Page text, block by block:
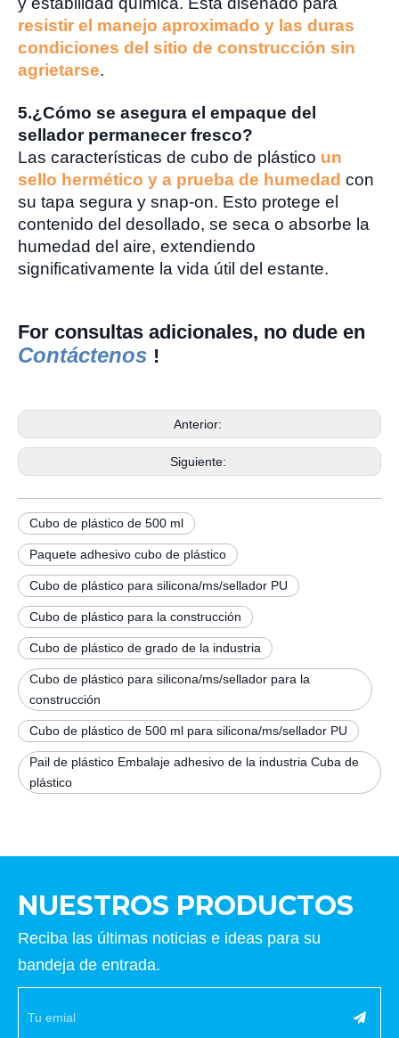
resistir el manejo aproximado y las duras
condiciones del sitio de construcción sin
agrietarse.
5.¿Cómo se asegura el empaque del
sellador permanecer fresco?
Las características de cubo de plástico un
sello hermético y a prueba de humedad con
su tapa segura y snap-on. Esto protege el
contenido del desollado, se seca o absorbe la
humedad del aire, extendiendo
significativamente la vida útil del estante.
For consultas adicionales, no dude en
Contáctenos !
Anterior:
Siguiente:
Cubo de plástico de 500 ml
Paquete adhesivo cubo de plástico
Cubo de plástico para silicona/ms/sellador PU
Cubo de plástico para la construcción
Cubo de plástico de grado de la industria
Cubo de plástico para silicona/ms/sellador para la
construcción
Cubo de plástico de 500 ml para silicona/ms/sellador PU
Pail de plástico Embalaje adhesivo de la industria Cuba de
plástico
NUESTROS PRODUCTOS
Reciba las últimas noticias e ideas para su
bandeja de entrada.